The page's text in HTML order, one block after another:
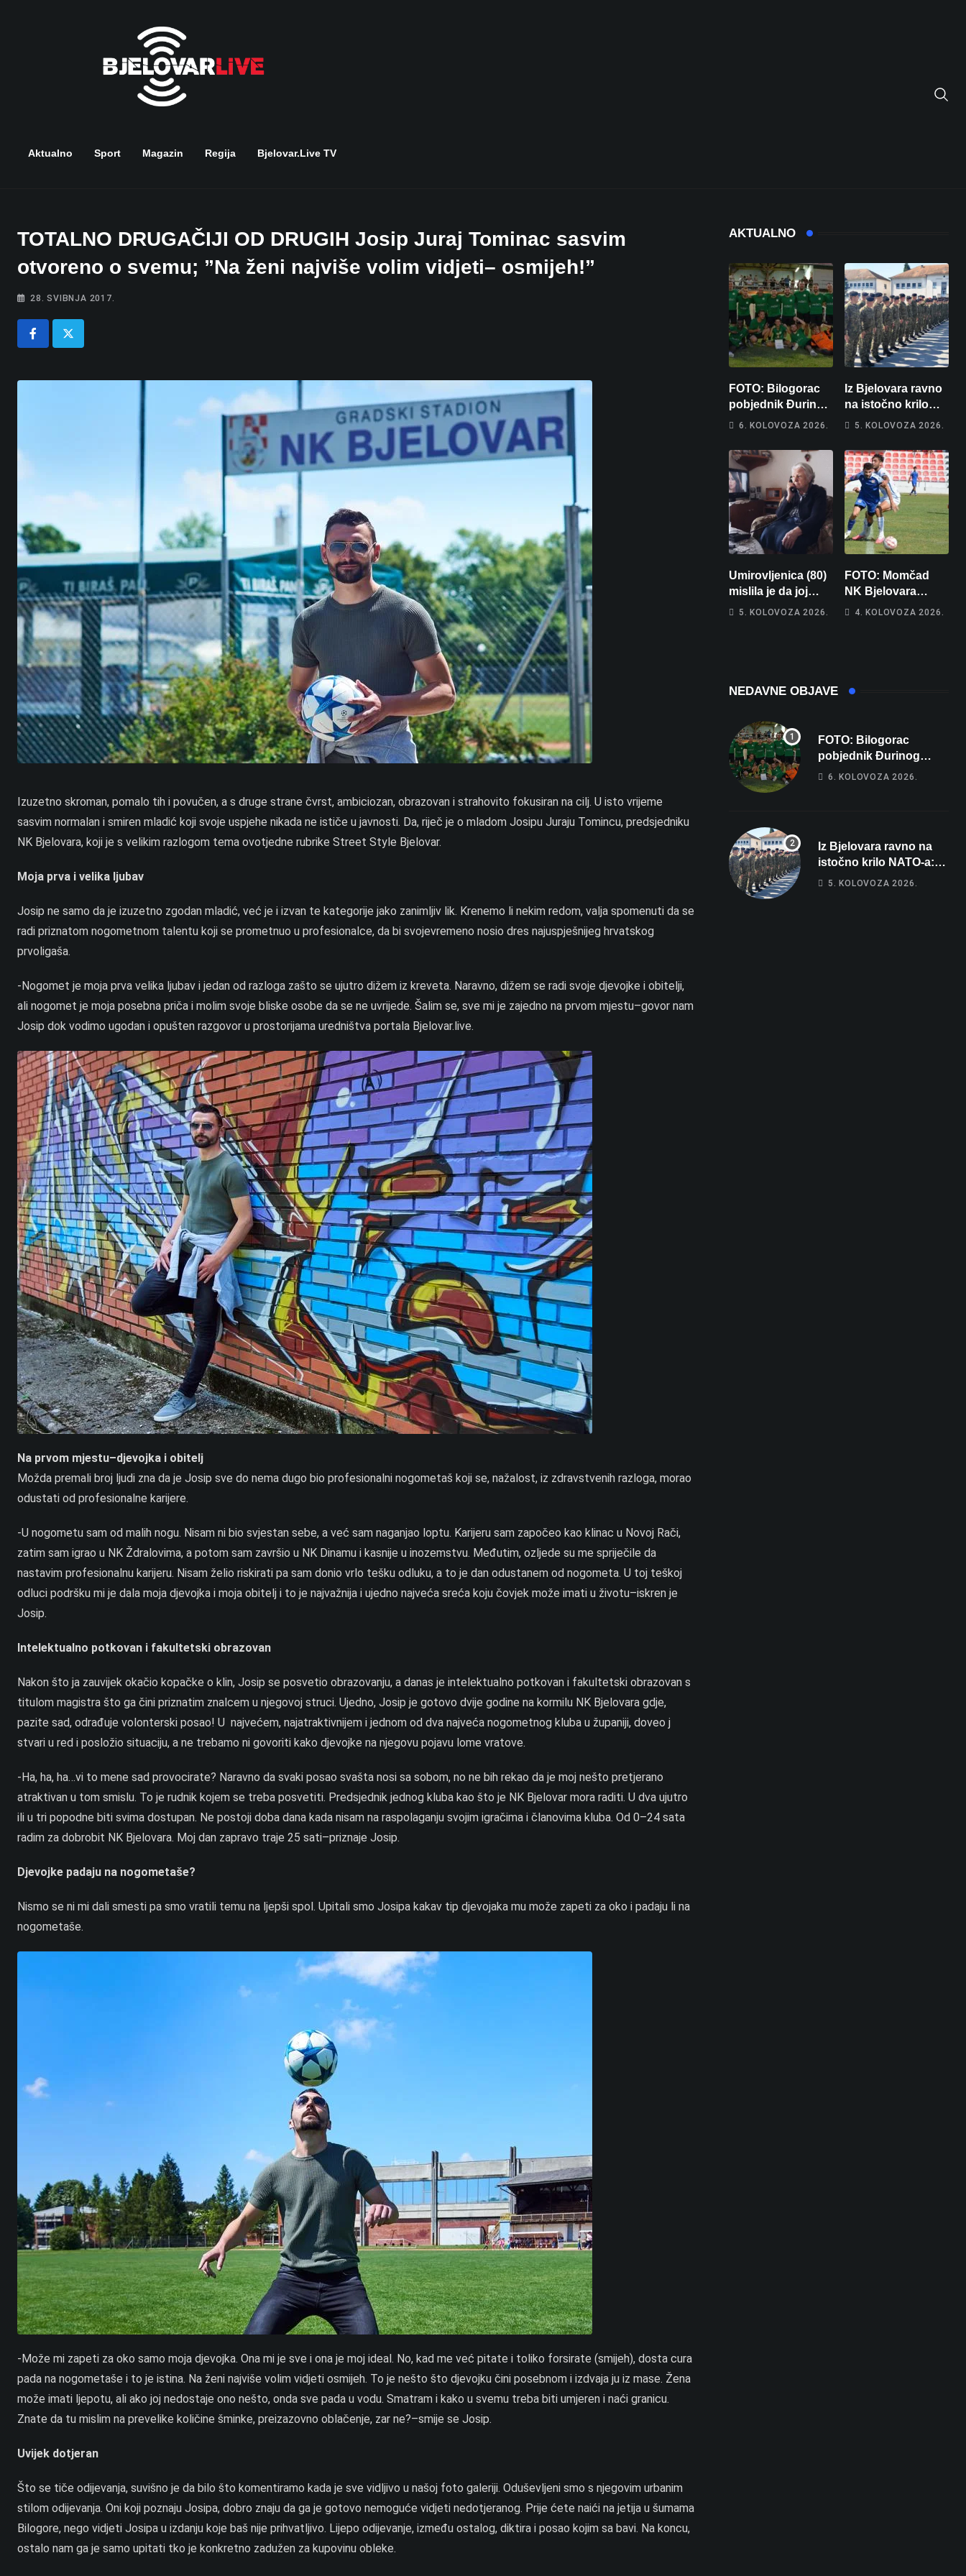
Aktualno Sport Magazin Regija Bjelovar.live TV
TOTALNO DRUGAČIJI OD DRUGIH Josip Juraj Tominac sasvim
otvoreno o svemu; ”Na ženi najviše volim vidjeti– osmijeh!”
28. SVIBNJA 2017.
Izuzetno skroman, pomalo tih i povučen, a s druge strane čvrst, ambiciozan, obrazovan i strahovito fokusiran na cilj. U isto vrijeme
sasvim normalan i smiren mladić koji svoje uspjehe nikada ne ističe u javnosti. Da, riječ je o mladom Josipu Juraju Tomincu, predsjedniku
NK Bjelovara, koji je s velikim razlogom tema ovotjedne rubrike Street Style Bjelovar.
Moja prva i velika ljubav
Josip ne samo da je izuzetno zgodan mladić, već je i izvan te kategorije jako zanimljiv lik. Krenemo li nekim redom, valja spomenuti da se
radi priznatom nogometnom talentu koji se prometnuo u profesionalce, da bi svojevremeno nosio dres najuspješnijeg hrvatskog
prvoligaša.
-Nogomet je moja prva velika ljubav i jedan od razloga zašto se ujutro dižem iz kreveta. Naravno, dižem se radi svoje djevojke i obitelji,
ali nogomet je moja posebna priča i molim svoje bliske osobe da se ne uvrijede. Šalim se, sve mi je zajedno na prvom mjestu–govor nam
Josip dok vodimo ugodan i opušten razgovor u prostorijama uredništva portala Bjelovar.live.
Na prvom mjestu–djevojka i obitelj
Možda premali broj ljudi zna da je Josip sve do nema dugo bio profesionalni nogometaš koji se, nažalost, iz zdravstvenih razloga, morao
odustati od profesionalne karijere.
-U nogometu sam od malih nogu. Nisam ni bio svjestan sebe, a već sam naganjao loptu. Karijeru sam započeo kao klinac u Novoj Rači,
zatim sam igrao u NK Ždralovima, a potom sam završio u NK Dinamu i kasnije u inozemstvu. Međutim, ozljede su me spriječile da
nastavim profesionalnu karijeru. Nisam želio riskirati pa sam donio vrlo tešku odluku, a to je dan odustanem od nogometa. U toj teškoj
odluci podršku mi je dala moja djevojka i moja obitelj i to je najvažnija i ujedno najveća sreća koju čovjek može imati u životu–iskren je
Josip.
Intelektualno potkovan i fakultetski obrazovan
Nakon što ja zauvijek okačio kopačke o klin, Josip se posvetio obrazovanju, a danas je intelektualno potkovan i fakultetski obrazovan s
titulom magistra što ga čini priznatim znalcem u njegovoj struci. Ujedno, Josip je gotovo dvije godine na kormilu NK Bjelovara gdje,
pazite sad, odrađuje volonterski posao! U najvećem, najatraktivnijem i jednom od dva najveća nogometnog kluba u županiji, doveo j
stvari u red i posložio situaciju, a ne trebamo ni govoriti kako djevojke na njegovu pojavu lome vratove.
-Ha, ha, ha…vi to mene sad provocirate? Naravno da svaki posao svašta nosi sa sobom, no ne bih rekao da je moj nešto pretjerano
atraktivan u tom smislu. To je rudnik kojem se treba posvetiti. Predsjednik jednog kluba kao što je NK Bjelovar mora raditi. U dva ujutro
ili u tri popodne biti svima dostupan. Ne postoji doba dana kada nisam na raspolaganju svojim igračima i članovima kluba. Od 0–24 sata
radim za dobrobit NK Bjelovara. Moj dan zapravo traje 25 sati–priznaje Josip.
Djevojke padaju na nogometaše?
Nismo se ni mi dali smesti pa smo vratili temu na ljepši spol. Upitali smo Josipa kakav tip djevojaka mu može zapeti za oko i padaju li na
nogometaše.
-Može mi zapeti za oko samo moja djevojka. Ona mi je sve i ona je moj ideal. No, kad me već pitate i toliko forsirate (smijeh), dosta cura
pada na nogometaše i to je istina. Na ženi najviše volim vidjeti osmijeh. To je nešto što djevojku čini posebnom i izdvaja ju iz mase. Žena
može imati ljepotu, ali ako joj nedostaje ono nešto, onda sve pada u vodu. Smatram i kako u svemu treba biti umjeren i naći granicu.
Znate da tu mislim na prevelike količine šminke, preizazovno oblačenje, zar ne?–smije se Josip.
Uvijek dotjeran
Što se tiče odijevanja, suvišno je da bilo što komentiramo kada je sve vidljivo u našoj foto galeriji. Oduševljeni smo s njegovim urbanim
stilom odijevanja. Oni koji poznaju Josipa, dobro znaju da ga je gotovo nemoguće vidjeti nedotjeranog. Prije ćete naići na jetija u šumama
Bilogore, nego vidjeti Josipa u izdanju koje baš nije prihvatljivo. Lijepo odijevanje, između ostalog, diktira i posao kojim sa bavi. Na koncu,
ostalo nam ga je samo upitati tko je konkretno zadužen za kupovinu obleke.
AKTUALNO
FOTO: Bilogorac
pobjednik Đurinog
memorijala
6. KOLOVOZA 2026.
Iz Bjelovara ravno
na istočno krilo
NATO-a: Evo kamo
vojnika i 6
vojnikinja
5. KOLOVOZA 2026.
Umirovljenica (80)
mislila je da joj
piše kći pa ostala
5. KOLOVOZA 2026.
FOTO: Momčad
NK Bjelovara
poprima jesenski
4. KOLOVOZA 2026.
NEDAVNE OBJAVE
FOTO: Bilogorac
pobjednik Đurinog
memorijala
6. KOLOVOZA 2026.
Iz Bjelovara ravno na
istočno krilo NATO-a:
Evo kamo odlazi 82
5. KOLOVOZA 2026.